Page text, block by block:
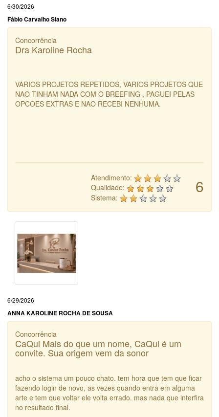
6/30/2026
Fábio Carvalho Siano
Concorrência
Dra Karoline Rocha
VARIOS PROJETOS REPETIDOS, VARIOS PROJETOS QUE
NAO TINHAM NADA COM O BREEFING , PAGUEI PELAS
OPCOES EXTRAS E NAO RECEBI NENHUMA.
6
Atendimento:
Qualidade:
Sistema:
6/29/2026
ANNA KAROLINE ROCHA DE SOUSA
Concorrência
CaQui Mais do que um nome, CaQui é um
convite. Sua origem vem da sonor
acho o sistema um pouco chato. tem hora que tem que ficar
fazendo login de novo, as vezes quando entra em alguma
arte e tem que voltar ele volta errado. mas nada que interfira
no resultado final.